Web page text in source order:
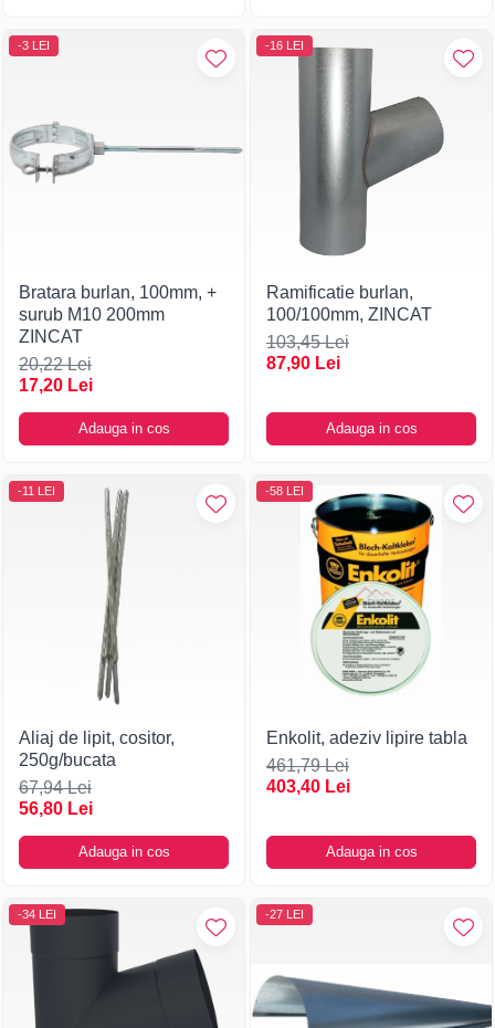
-3 LEI
Bratara burlan, 100mm, +
surub M10 200mm
ZINCAT
20,22 Lei
17,20 Lei
Adauga in cos
-16 LEI
Ramificatie burlan,
100/100mm, ZINCAT
103,45 Lei
87,90 Lei
Adauga in cos
-11 LEI
Aliaj de lipit, cositor,
250g/bucata
67,94 Lei
56,80 Lei
Adauga in cos
-58 LEI
Enkolit, adeziv lipire tabla
461,79 Lei
403,40 Lei
Adauga in cos
-34 LEI -27 LEI